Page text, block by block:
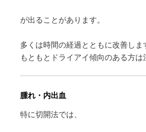
が出ることがあります。
多くは時間の経過とともに改善しま
もともとドライアイ傾向のある方は
腫れ・内出血
特に切開法では、